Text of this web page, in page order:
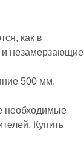
как в
и незамерзающие
500 мм.
необходимые
Купить